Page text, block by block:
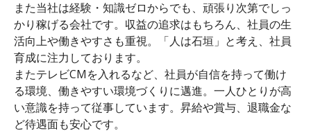
また当社は経験・知識ゼロからでも、頑張り次第でしっ
かり稼げる会社です。収益の追求はもちろん、社員の生
活向上や働きやすさも重視。「人は石垣」と考え、社員
育成に注力しております。
またテレビCMを入れるなど、社員が自信を持って働け
る環境、働きやすい環境づくりに邁進。一人ひとりが高
い意識を持って従事しています。昇給や賞与、退職金な
ど待遇面も安心です。